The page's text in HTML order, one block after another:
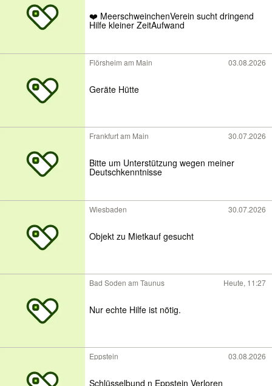
❤️ MeerschweinchenVerein sucht dringend
Hilfe kleiner ZeitAufwand
Flörsheim am Main 03.08.2026
Geräte Hütte
Frankfurt am Main 30.07.2026
Bitte um Unterstützung wegen meiner
Deutschkenntnisse
Wiesbaden 30.07.2026
Objekt zu Mietkauf gesucht
Bad Soden am Taunus Heute, 11:27
Nur echte Hilfe ist nötig.
Eppstein 03.08.2026
Schlüsselbund n Eppstein Verloren